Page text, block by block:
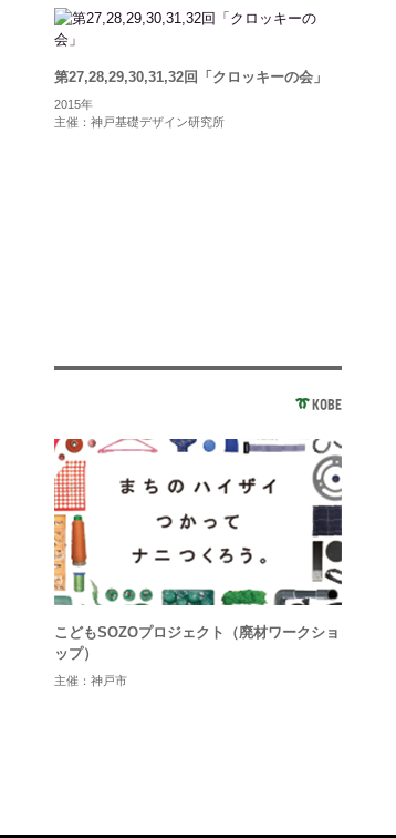
第27,28,29,30,31,32回「クロッキーの会」
2015年
主催：神戸基礎デザイン研究所
KOBE
こどもSOZOプロジェクト（廃材ワークショ
ップ）
主催：神戸市